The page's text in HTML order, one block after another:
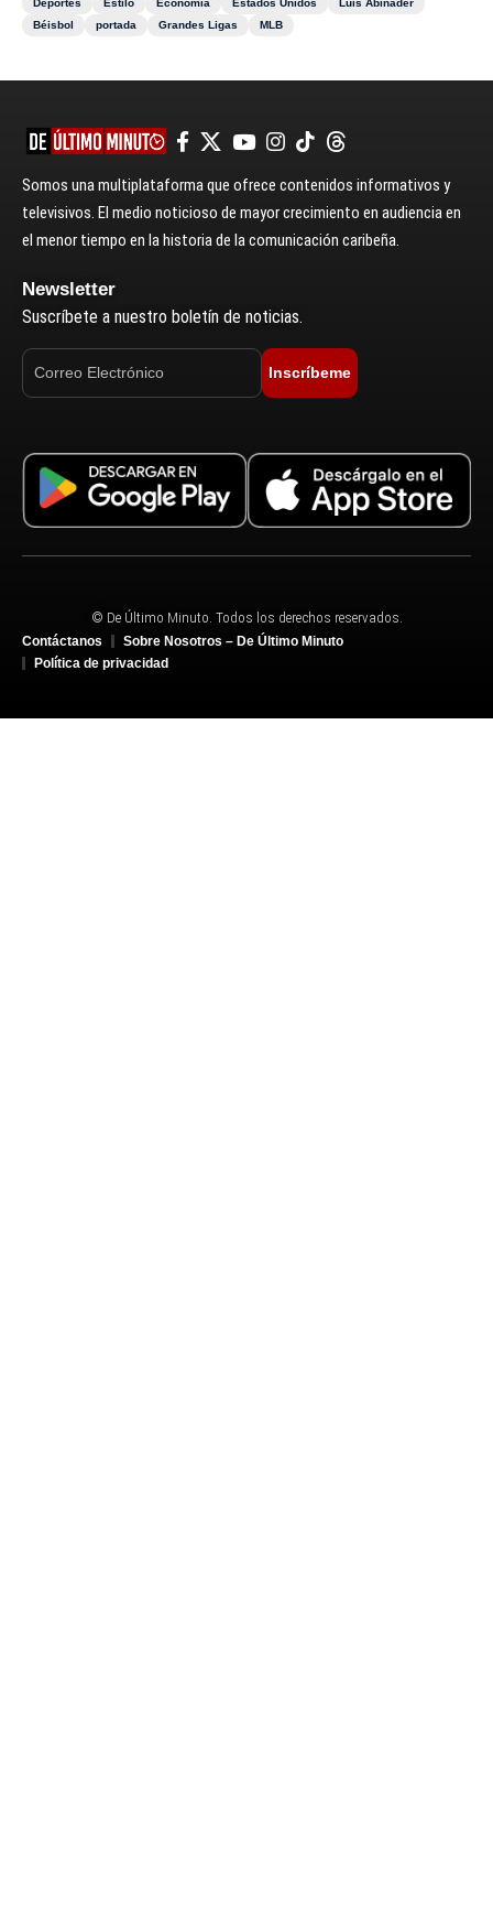
Deportes
Estilo Economía Estados Unidos
Luis Abinader
Béisbol
portada Grandes Ligas MLB
Somos una multiplataforma que ofrece contenidos informativos y
televisivos. El medio noticioso de mayor crecimiento en audiencia en
el menor tiempo en la historia de la comunicación caribeña.
Newsletter
Suscríbete a nuestro boletín de noticias.
Inscríbeme
© De Último Minuto. Todos los derechos reservados.
Contáctanos
Sobre Nosotros – De Último Minuto
Política de privacidad